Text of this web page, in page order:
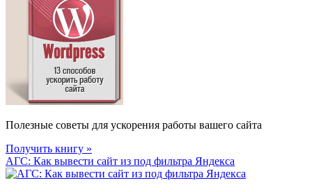
Полезные советы для ускорения работы вашего сайта
Получить книгу »
АГС: Как вывести сайт из под фильтра Яндекса